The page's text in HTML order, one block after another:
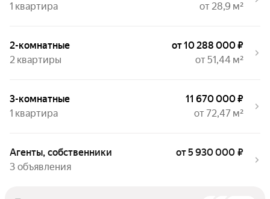
1 квартира
от 28,9 м²
2-комнатные
от 10 288 000 ₽
2 квартиры
от 51,44 м²
3-комнатные
11 670 000 ₽
1 квартира
от 72,47 м²
Агенты, собственники
3 объявления
от 5 930 000 ₽